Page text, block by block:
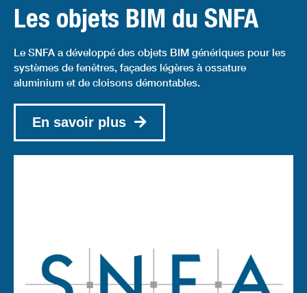
Les objets BIM du SNFA
Le SNFA a développé des objets BIM génériques pour les
systèmes de fenêtres, façades légères à ossature
aluminium et de cloisons démontables.
En savoir plus